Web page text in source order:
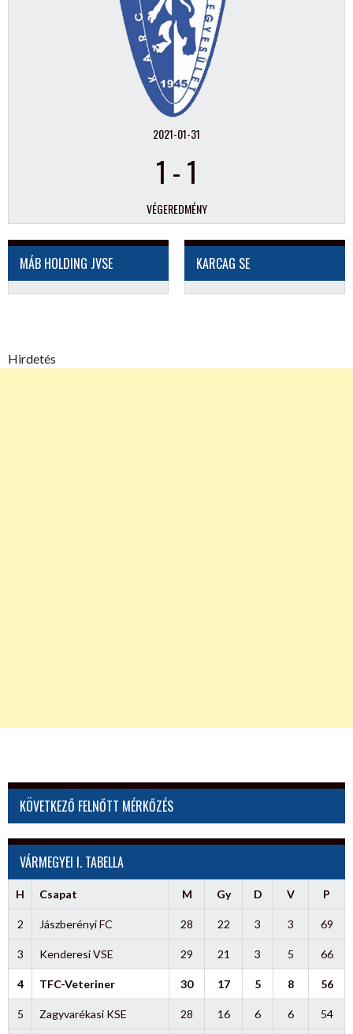
2021-01-31
1 -1
VÉGEREDMÉNY
MÁB HOLDING JVSE KARCAG SE
Hirdetés
KÖVETKEZŐ FELNŐTT MÉRKŐZÉS
VÁRMEGYEI I. TABELLA
H Csapat M Gy D V P
2 Jászberényi FC 28 22 3 3 69
3 Kenderesi VSE 29 21 3 5 66
4 TFC-Veteriner 30 17 5 8 56
5 Zagyvarékasi KSE 28 16 6 6 54